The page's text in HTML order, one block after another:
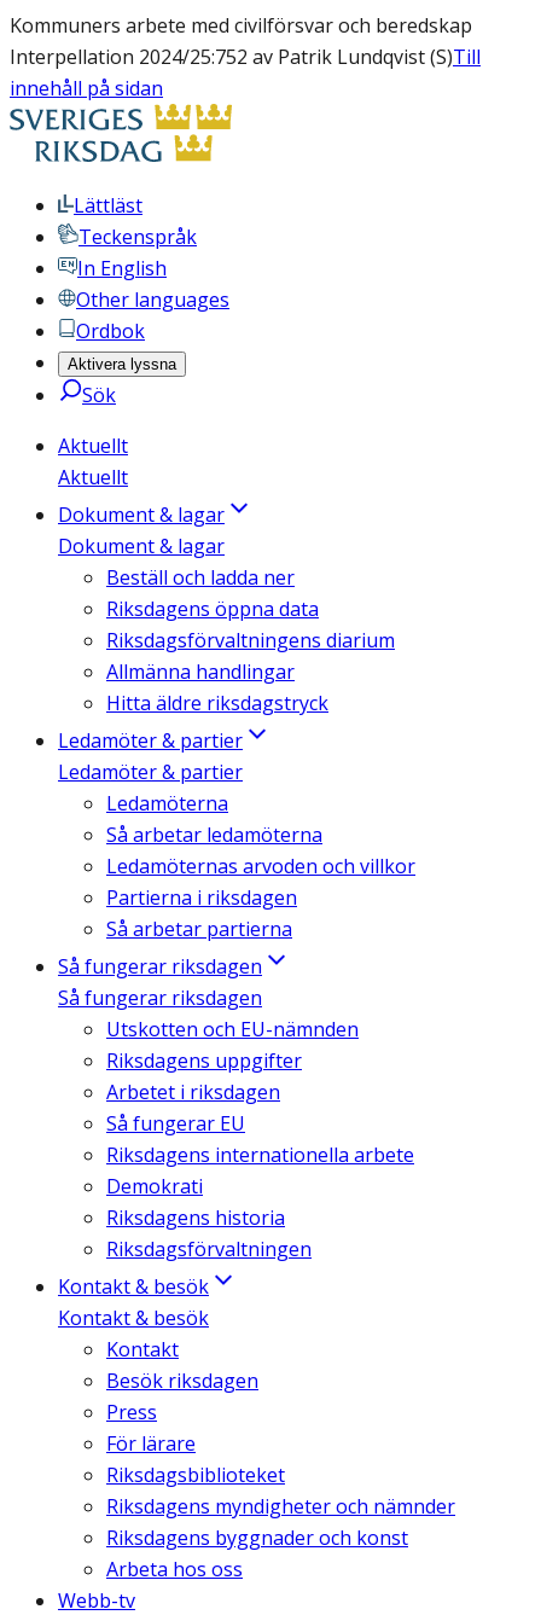
Kommuners arbete med civilförsvar och beredskap
Interpellation 2024/25:752 av Patrik Lundqvist (S)Till
innehåll på sidan
Lättläst
Teckenspråk
In English
Other languages
Ordbok
Aktivera lyssna
Sök
Aktuellt
Aktuellt
Dokument & lagar
Dokument & lagar
Beställ och ladda ner
Riksdagens öppna data
Riksdagsförvaltningens diarium
Allmänna handlingar
Hitta äldre riksdagstryck
Ledamöter & partier
Ledamöter & partier
Ledamöterna
Så arbetar ledamöterna
Ledamöternas arvoden och villkor
Partierna i riksdagen
Så arbetar partierna
Så fungerar riksdagen
Så fungerar riksdagen
Utskotten och EU-nämnden
Riksdagens uppgifter
Arbetet i riksdagen
Så fungerar EU
Riksdagens internationella arbete
Demokrati
Riksdagens historia
Riksdagsförvaltningen
Kontakt & besök
Kontakt & besök
Kontakt
Besök riksdagen
Press
För lärare
Riksdagsbiblioteket
Riksdagens myndigheter och nämnder
Riksdagens byggnader och konst
Arbeta hos oss
Webb-tv